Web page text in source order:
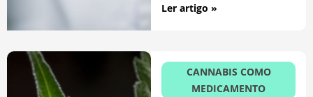
Ler artigo »
CANNABIS COMO
MEDICAMENTO